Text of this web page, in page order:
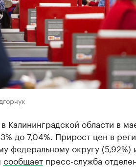
Калининградской области в
до 7,04%. Прирост цен в
федеральному округу (5,92%)
сообщаетпресс-служба